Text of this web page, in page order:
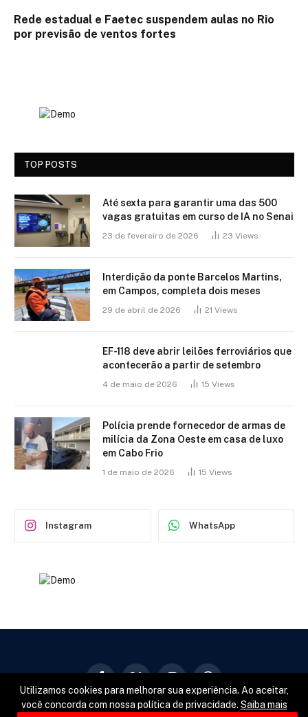
Rede estadual e Faetec suspendem aulas no Rio
por previsão de ventos fortes
TOP POSTS
Até sexta para garantir uma das 500
vagas gratuitas em curso de IA no Senai
23 de fevereiro de 2026 23 Views
Interdição da ponte Barcelos Martins,
em Campos, completa dois meses
29 de abril de 2026 21 Views
EF-118 deve abrir leilões ferroviários que
acontecerão a partir de setembro
4 de maio de 2026 15 Views
Polícia prende fornecedor de armas de
milícia da Zona Oeste em casa de luxo
em Cabo Frio
1 de maio de 2026 15 Views
Instagram WhatsApp
(Twitter)
Utilizamos cookies para melhorar sua experiência. Ao aceitar,
você concorda com nossa política de privacidade. Saiba mais